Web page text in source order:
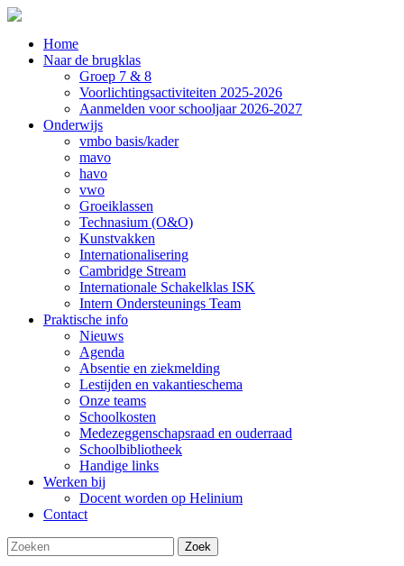
Home
Naar de brugklas
Groep 7 & 8
Voorlichtingsactiviteiten 2025-2026
Aanmelden voor schooljaar 2026-2027
Onderwijs
vmbo basis/kader
mavo
havo
vwo
Groeiklassen
Technasium (O&O)
Kunstvakken
Internationalisering
Cambridge Stream
Internationale Schakelklas ISK
Intern Ondersteunings Team
Praktische info
Nieuws
Agenda
Absentie en ziekmelding
Lestijden en vakantieschema
Onze teams
Schoolkosten
Medezeggenschapsraad en ouderraad
Schoolbibliotheek
Handige links
Werken bij
Docent worden op Helinium
Contact
Zoek